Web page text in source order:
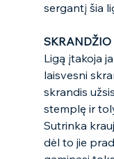
sergantį šia
Ligą įtakoja
laisvesni
skrandis
stemplę ir
Sutrinka
dėl to jie